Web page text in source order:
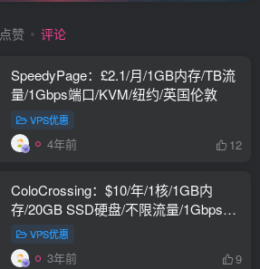
点赞 评论
SpeedyPage：£2.1/月/1GB内存/TB流
量/1Gbps端口/KVM/纽约/英国伦敦
VPS优惠
4年前 12
ColoCrossing：$10/年/1核/1GB内
存/20GB SSD硬盘/不限流量/1Gbps端
口/KVM/纽约
VPS优惠
3年前 9